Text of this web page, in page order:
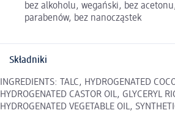
bez alkoholu, wegański, bez
parabenów, bez nanocząstek
Składniki
INGREDIENTS: TALC, HYDROGENATED
HYDROGENATED CASTOR OIL, GLYCERYL
HYDROGENATED VEGETABLE OIL,